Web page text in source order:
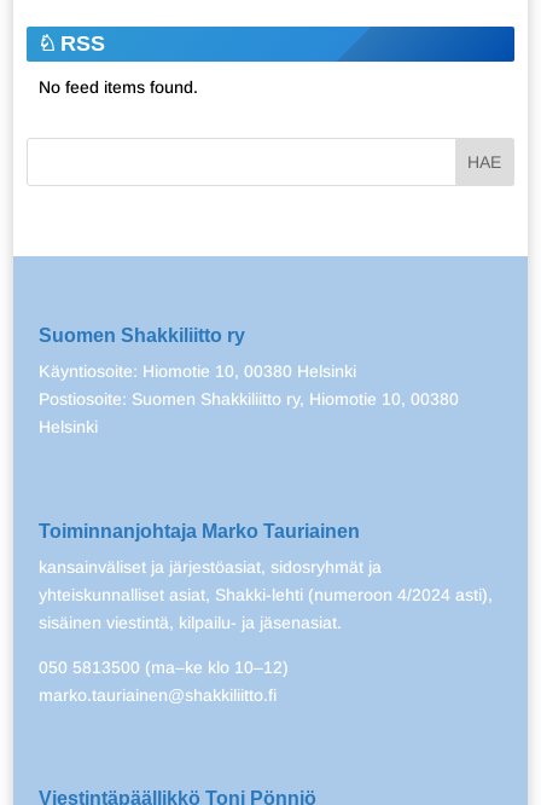
RSS
No feed items found.
Suomen Shakkiliitto ry
Käyntiosoite: Hiomotie 10, 00380 Helsinki
Postiosoite: Suomen Shakkiliitto ry, Hiomotie 10, 00380
Helsinki
Toiminnanjohtaja Marko Tauriainen
kansainväliset ja järjestöasiat, sidosryhmät ja
yhteiskunnalliset asiat, Shakki-lehti (numeroon 4/2024 asti),
sisäinen viestintä, kilpailu- ja jäsenasiat.
050 5813500 (ma–ke klo 10–12)
marko.tauriainen@shakkiliitto.fi
Viestintäpäällikkö Toni Pönniö